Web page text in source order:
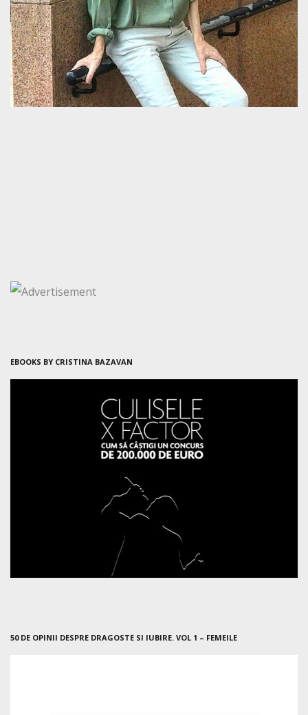
EBOOKS BY CRISTINA BAZAVAN
50 DE OPINII DESPRE DRAGOSTE SI IUBIRE. VOL 1 – FEMEILE